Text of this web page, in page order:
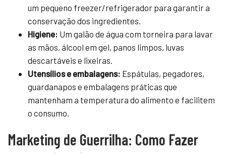
um pequeno freezer/refrigerador para garantir a
conservação dos ingredientes.
Higiene: Um galão de água com torneira para lavar
as mãos, álcool em gel, panos limpos, luvas
descartáveis e lixeiras.
Utensílios e embalagens: Espátulas, pegadores,
guardanapos e embalagens práticas que
mantenham a temperatura do alimento e facilitem
o consumo.
Marketing de Guerrilha: Como Fazer